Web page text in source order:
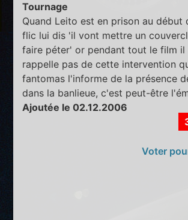
Tournage
Quand Leito est en prison au début
flic lui dis 'il vont mettre un
faire péter' or pendant tout le film il
rappelle pas de cette intervention
fantomas l'informe de la présence
dans la banlieue, c'est peut-être
Ajoutée le 02.12.2006
Voter